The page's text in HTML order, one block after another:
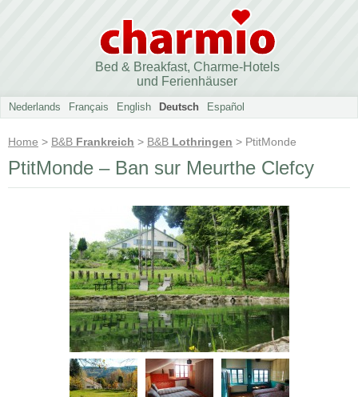
Bed & Breakfast, Charme-Hotels
und Ferienhäuser
Nederlands Français English Deutsch Español
Home > B&B Frankreich > B&B Lothringen > PtitMonde
PtitMonde – Ban sur Meurthe Clefcy